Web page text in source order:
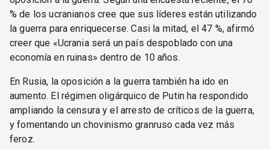
% de los ucranianos cree que sus líderes están utilizando
la guerra para enriquecerse. Casi la mitad, el 47 %, afirmó
creer que «Ucrania será un país despoblado con una
economía en ruinas» dentro de 10 años.
En Rusia, la oposición a la guerra también ha ido en
aumento. El régimen oligárquico de Putin ha respondido
ampliando la censura y el arresto de críticos de la guerra,
y fomentando un chovinismo granruso cada vez más
feroz.